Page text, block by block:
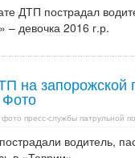
ДТП пострадал
– девочка 2016 г.р.
на запорожской
Фото
пресс-службы патрульной
водитель,